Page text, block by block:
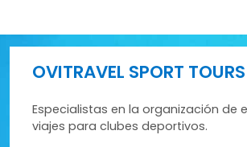
OVITRAVEL SPORT
Especialistas en la organización de
viajes para clubes deportivos.